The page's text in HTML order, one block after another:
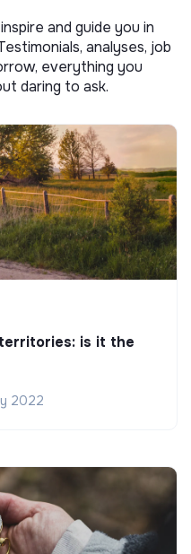
and guide you in
analyses, job
everything you
daring to ask.
is it the
2022